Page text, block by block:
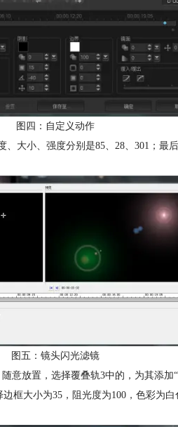
图四：自定义动作
大小、强度分别是85、28、301；最
图五：镜头闪光滤镜
意放置，选择覆叠轨3中的，为其添加
框大小为35，阻光度为100，色彩为